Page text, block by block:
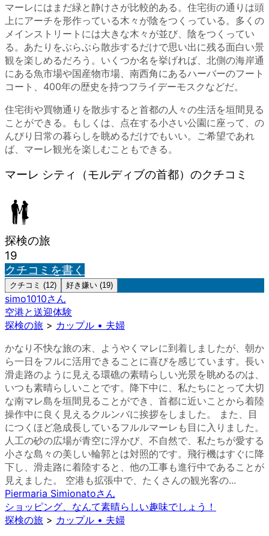
マーレにはまだ緑と静けさが比較的ある。住宅街の通りは頭
上にアーチを形作っている木々が陰をつくっている。多くの
メインストリートには大きな木々が並び、陰をつくってい
る。あたりをぶらぶら散歩するだけで思い出に残る面白い景
観を楽しめるだろう。いくつか名を挙げれば、北側の海岸通
にある魚市場や国産物市場、南西角にあるハーバーのフート
コート、400年の歴史を持つフライデーモスクなどだ。
住宅街や買物通りを散歩すると首都の人々の生活を垣間見る
ことができる。もしくは、点在する小さい公園に座って、の
んびり日常の暮らしを眺めるだけでもいい。ご希望であれ
ば、マーレ観光を楽しむこともできる。
マーレ シティ（モルディブの首都）のクチコミ
探検の旅
19
クチコミを書く
クチコミ (12) 好き嫌い (19)
simo1010さん
空港と送迎体験
探検の旅 > カップル • 夫婦
かなり不快な旅の末、ようやくマレに到着しましたが、朝か
ら一日をフルに活用できることに喜びを感じています。長い
滑走路のように見える環礁の素晴らしい光景を眺めるのは、
いつも素晴らしいことです。降下中に、私たちにとって大切
な南マレ島を垣間見ることができ、首都に近いことから着陸
操作中に良く見えるクルンバに挨拶をしました。 また、目
につくほど急成長しているフルルマーレも目に入りました。
人工の砂の広場が青空に浮かび、不自然で、私たちが愛する
小さな島々の美しい輪郭とは対照的です。飛行機はすぐに降
下し、滑走路に着陸すると、他の工事も進行中であることが
見えました。 空港も拡張中で、たくさんの観光客の...
Piermaria Simionatoさん
ショッピング、なんて素晴らしい趣味でしょう！
探検の旅 > カップル • 夫婦